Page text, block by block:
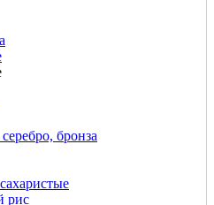
бронза
рис